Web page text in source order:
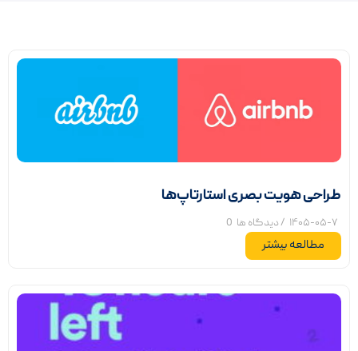
طراحی هویت بصری استارتاپ‌ها
۱۴۰۵-۰۵-۷ / دیدگاه ها 0
مطالعه بیشتر